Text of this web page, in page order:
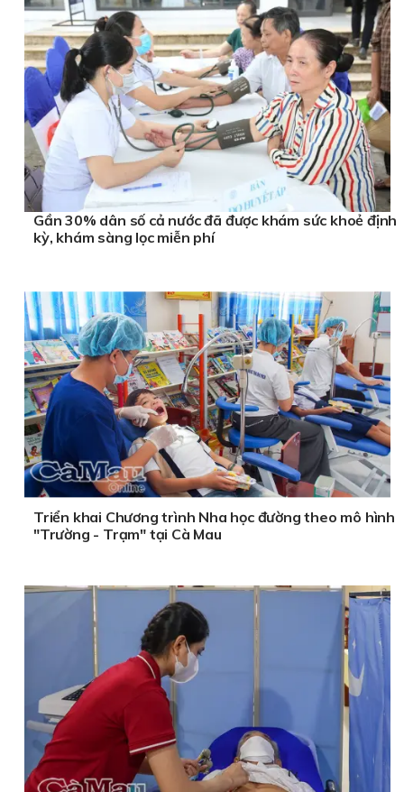
Gần 30% dân số cả nước đã được khám sức khoẻ định
kỳ, khám sàng lọc miễn phí
Triển khai Chương trình Nha học đường theo mô hình
"Trường - Trạm" tại Cà Mau